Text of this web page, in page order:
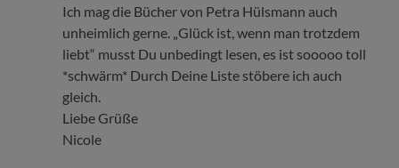
Ich mag die Bücher von Petra Hülsmann auch
unheimlich gerne. „Glück ist, wenn man trotzdem
liebt“ musst Du unbedingt lesen, es ist sooooo toll
*schwärm* Durch Deine Liste stöbere ich auch
gleich.
Liebe Grüße
Nicole